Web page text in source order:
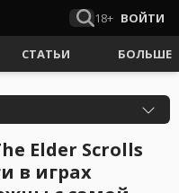
18+ ВОЙТИ
СТАТЬИ БОЛЬШЕ
Elder Scrolls
в играх